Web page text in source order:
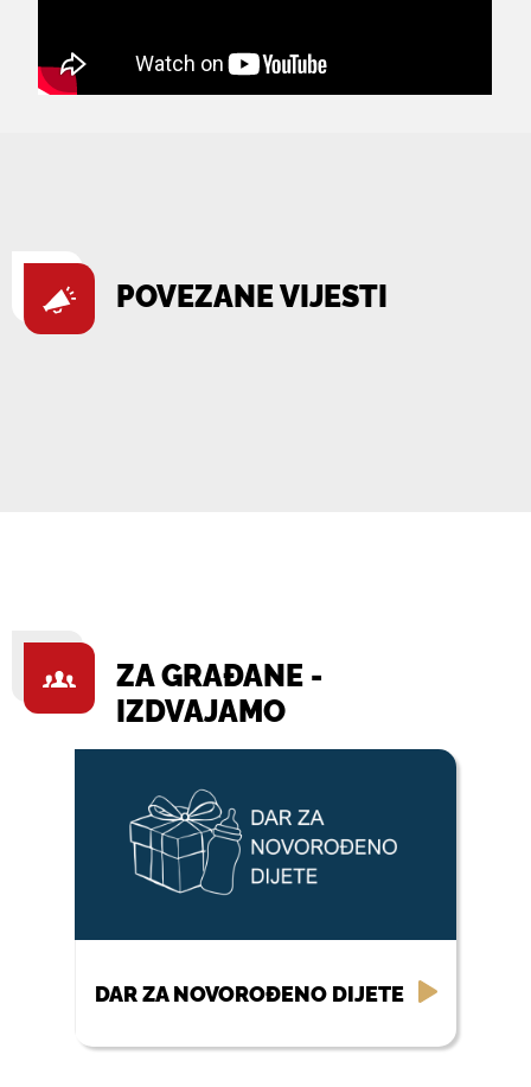
POVEZANE VIJESTI
ZA GRAĐANE -
IZDVAJAMO
DAR ZA NOVOROĐENO DIJETE